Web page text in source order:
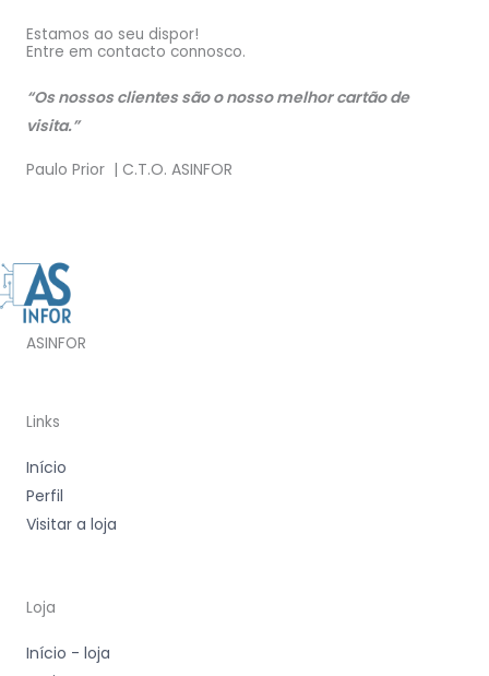
Estamos ao seu dispor!
Entre em contacto connosco.
“Os nossos clientes são o nosso melhor cartão de
visita.”
Paulo Prior | C.T.O. ASINFOR
ASINFOR
Links
Início
Perfil
Visitar a loja
Loja
Início - loja